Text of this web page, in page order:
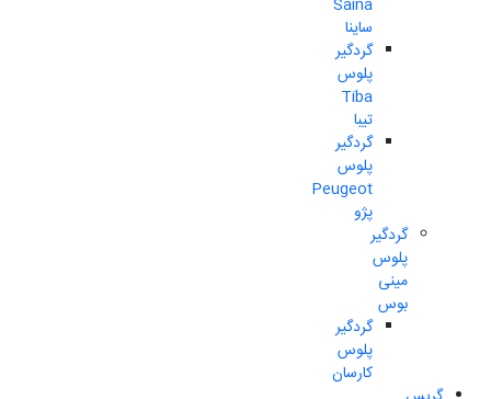
Saina
ساینا
گردگیر
پلوس
Tiba
تیبا
گردگیر
پلوس
Peugeot
پژو
گردگیر
پلوس
مینی
بوس
گردگیر
پلوس
کارسان